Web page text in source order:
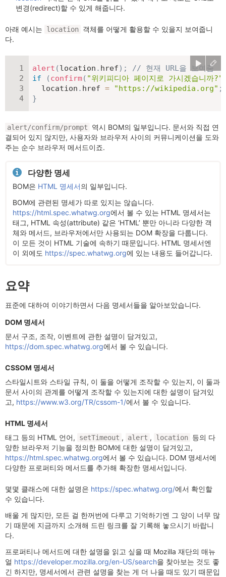
변경(redirect)할 수 있게 해줍니다.
아래 예시는 location 객체를 어떻게 활용할 수 있을지 보여줍니
다.
alert (location . href) ;
// 현재 URL을 보여줌
if
(confirm( "위키피디아 페이지로 가시겠습니까?"
  location
. href = "https://wikipedia.org" ;
}
alert/confirm/prompt
역시 BOM의 일부입니다. 문서와 직접 연
결되어 있지 않지만, 사용자와 브라우저 사이의 커뮤니케이션을 도와
주는 순수 브라우저 메서드이죠.
다양한 명세
BOM은 HTML 명세서의 일부입니다.
BOM에 관련된 명세가 따로 있지는 않습니다.
https://html.spec.whatwg.org에서 볼 수 있는 HTML 명세서는
태그, HTML 속성(attribute) 같은 ‘HTML’ 뿐만 아니라 다양한 객
체와 메서드, 브라우저에서만 사용되는 DOM 확장을 다룹니다.
이 모든 것이 HTML 기술에 속하기 때문입니다. HTML 명세서엔
이 외에도 https://spec.whatwg.org에 있는 내용도 들어갑니다.
요약
표준에 대하여 이야기하면서 다음 명세서들을 알아보았습니다.
DOM 명세서
문서 구조, 조작, 이벤트에 관한 설명이 담겨있고,
https://dom.spec.whatwg.org에서 볼 수 있습니다.
CSSOM 명세서
스타일시트와 스타일 규칙, 이 둘을 어떻게 조작할 수 있는지, 이 둘과
문서 사이의 관계를 어떻게 조작할 수 있는지에 대한 설명이 담겨있
고, https://www.w3.org/TR/cssom-1/에서 볼 수 있습니다.
HTML 명세서
태그 등의 HTML 언어,
setTimeout , alert , location 등의 다
양한 브라우저 기능을 정의한 BOM에 대한 설명이 담겨있고,
https://html.spec.whatwg.org에서 볼 수 있습니다. DOM 명세서에
다양한 프로퍼티와 메서드를 추가해 확장한 명세서입니다.
몇몇 클래스에 대한 설명은 https://spec.whatwg.org/에서 확인할
수 있습니다.
배울 게 많지만, 모든 걸 한꺼번에 다루고 기억하기엔 그 양이 너무 많
기 때문에 지금까지 소개해 드린 링크를 잘 기록해 놓으시기 바랍니
다.
프로퍼티나 메서드에 대한 설명을 읽고 싶을 때 Mozilla 재단의 매뉴
얼 https://developer.mozilla.org/en-US/search을 찾아보는 것도 좋
긴 하지만, 명세서에서 관련 설명을 찾는 게 더 나을 때도 있기 때문입